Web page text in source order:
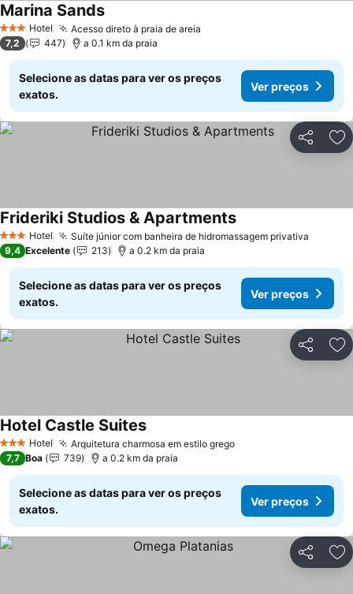
3 EstrelasHotel Acesso direto à praia de areia
Marina SandsVer preços
7,2 447 a 0.1 km da praia
Selecione as datas para ver os preços
exatos.
Ver preços
Partilhar
3 EstrelasHotel Suíte júnior com banheira de hidromassagem privativa
Frideriki Studios & ApartmentsVer preços
9,4 Excelente 213 a 0.2 km da praia
Selecione as datas para ver os preços
exatos.
Ver preços
Partilhar
3 EstrelasHotel Arquitetura charmosa em estilo gregoVer preços
Hotel Castle SuitesVer preços
7,7 Boa 739 a 0.2 km da praia
Selecione as datas para ver os preços
exatos.
Ver preços
Partilhar